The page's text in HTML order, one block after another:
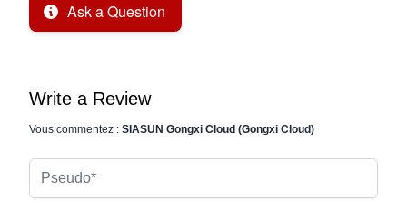
Ask a Question
Write a Review
Vous commentez : SIASUN Gongxi Cloud (Gongxi Cloud)